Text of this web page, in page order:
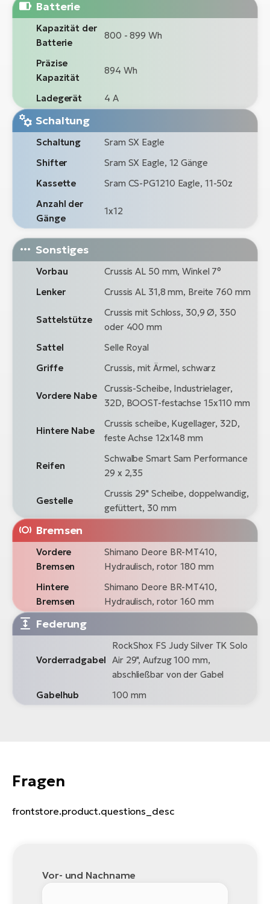
Batterie
Kapazität der
Batterie
800 - 899 Wh
Präzise
Kapazität
894 Wh
Ladegerät 4 A
Schaltung
Schaltung
Sram SX Eagle
Shifter
Sram SX Eagle, 12 Gänge
Kassette
Sram CS-PG1210 Eagle, 11-50z
Anzahl der
Gänge
1x12
Sonstiges
Vorbau
Crussis AL 50 mm, Winkel 7°
Lenker
Crussis AL 31,8 mm, Breite 760 mm
Sattelstütze
Crussis mit Schloss, 30,9 Ø, 350
oder 400 mm
Sattel
Selle Royal
Griffe
Crussis, mit Ärmel, schwarz
Vordere Nabe
Crussis-Scheibe, Industrielager,
32D, BOOST-festachse 15x110 mm
Hintere Nabe
Crussis scheibe, Kugellager, 32D,
feste Achse 12x148 mm
Reifen
Schwalbe Smart Sam Performance
29 x 2,35
Gestelle
Crussis 29" Scheibe, doppelwandig,
gefüttert, 30 mm
Bremsen
Vordere
Bremsen
Shimano Deore BR-MT410,
Hydraulisch, rotor 180 mm
Hintere
Bremsen
Shimano Deore BR-MT410,
Hydraulisch, rotor 160 mm
Federung
Vorderradgabel
RockShox FS Judy Silver TK Solo
Air 29", Aufzug 100 mm,
abschließbar von der Gabel
Gabelhub
100 mm
Fragen
frontstore.product.questions_desc
Vor- und Nachname